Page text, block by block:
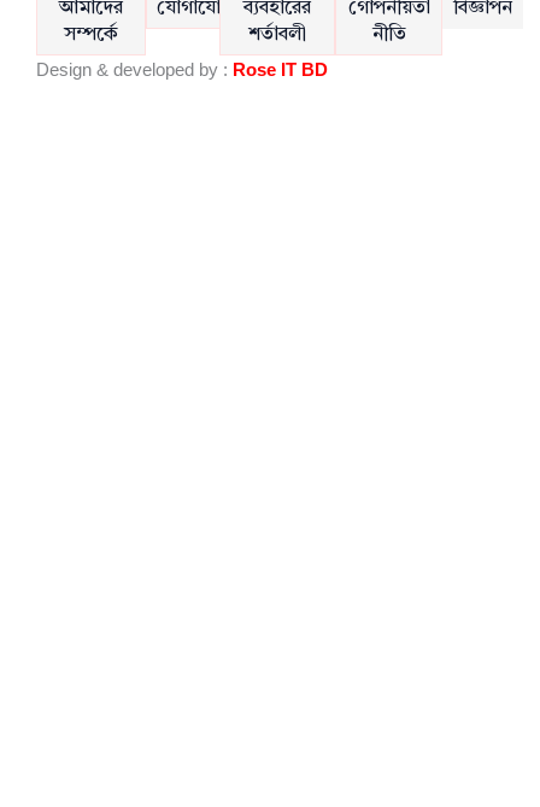
e
b
o
o
t
u
b
e
আমাদের
সম্পর্কে
যোগাযোগ
ব্যবহারের
শর্তাবলী
গোপনীয়তা
নীতি
বিজ্ঞাপন
Design & developed by : Rose IT BD